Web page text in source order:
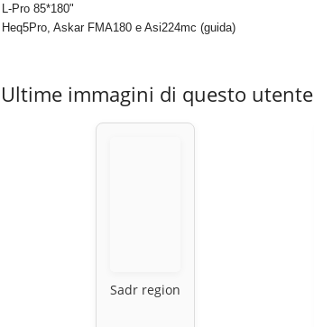
L-Pro 85*180"
Heq5Pro, Askar FMA180 e Asi224mc (guida)
Ultime immagini di questo utente
Sadr region